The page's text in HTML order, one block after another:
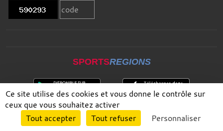
SPORTSREGIONS
Envie de participer ? CONNEXION
Ce site utilise des cookies et vous donne le contrôle sur
ceux que vous souhaitez activer
Tout accepter
Tout refuser Personnaliser